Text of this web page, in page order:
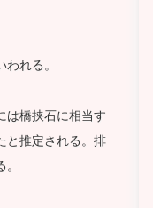
れる。
は橋挟石に相当す
と推定される。排